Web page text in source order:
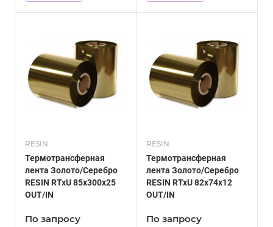
RESIN
Термотрансферная
лента Золото/Серебро
RESIN RTxU 85х300х25
OUT/IN
По запросу
RESIN
Термотрансферная
лента Золото/Серебро
RESIN RTxU 82х74х12
OUT/IN
По запросу